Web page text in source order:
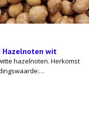
Hazelnoten wit
hazelnoten. Herkomst